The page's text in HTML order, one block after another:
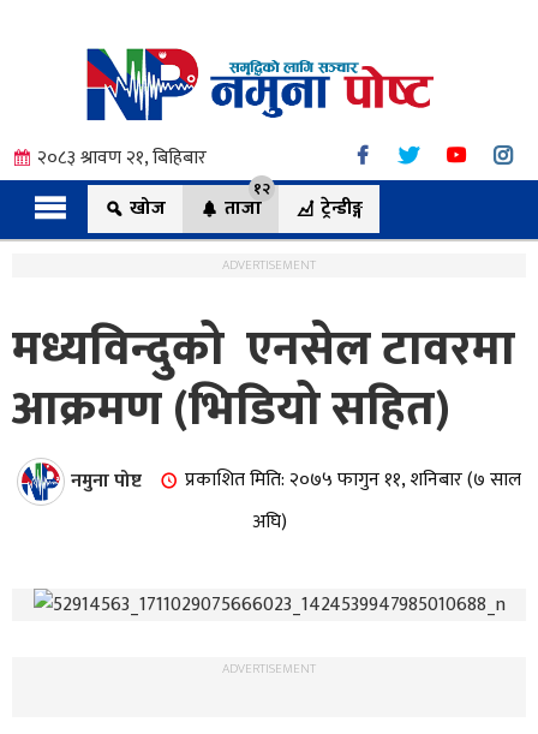
२०८३ श्रावण २१, बिहिबार
खोज
ताजा
१२
ट्रेन्डीङ्ग
ADVERTISEMENT
मध्यविन्दुको एनसेल टावरमा
आक्रमण (भिडियो सहित)
नमुना पोष्ट
प्रकाशित मिति: २०७५ फागुन ११, शनिबार (७ साल
अघि)
ADVERTISEMENT